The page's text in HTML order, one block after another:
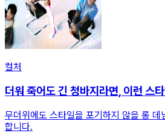
컬처
더워 죽어도 긴 청바지라면, 이런 스
무더위에도 스타일을 포기하지 않을 롱 데
합니다.